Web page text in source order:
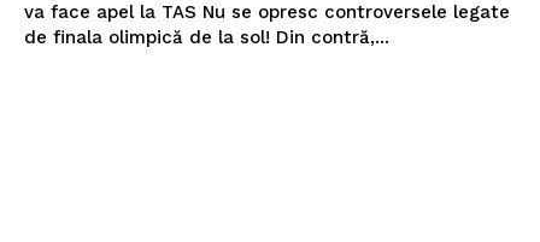
va face apel la TAS Nu se opresc controversele legate
de finala olimpică de la sol! Din contră,...